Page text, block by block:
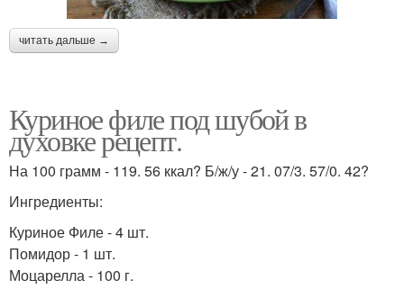
читать дальше →
Куриное филе под шубой в
духовке рецепт.
На 100 грамм - 119. 56 ккал? Б/ж/у - 21. 07/3. 57/0. 42?
Ингредиенты:
Куриное Филе - 4 шт.
Помидор - 1 шт.
Моцарелла - 100 г.